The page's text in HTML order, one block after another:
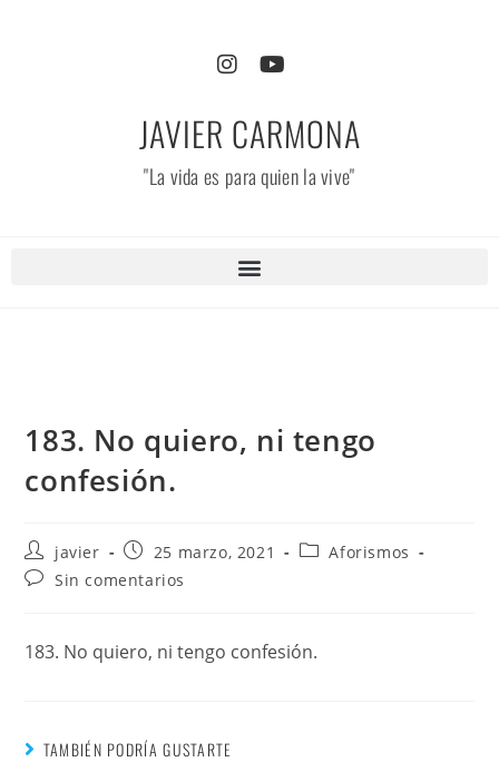
JAVIER CARMONA
"La vida es para quien la vive"
183. No quiero, ni tengo
confesión.
javier 25 marzo, 2021
Aforismos
Sin comentarios
183. No quiero, ni tengo confesión.
TAMBIÉN PODRÍA GUSTARTE